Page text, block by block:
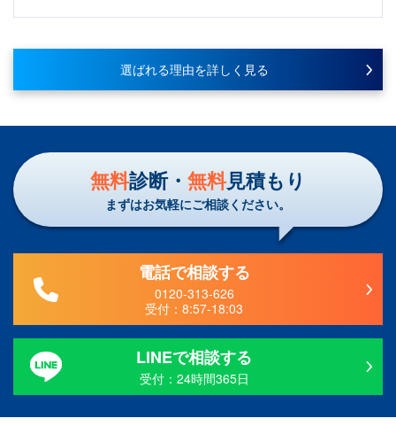
選ばれる理由を詳しく見る
無料診断・ 無料見積もり
まずはお気軽にご相談ください。
電話で相談する
0120-313-626
受付：8:57-18:03
LINEで相談する
受付：24時間365日